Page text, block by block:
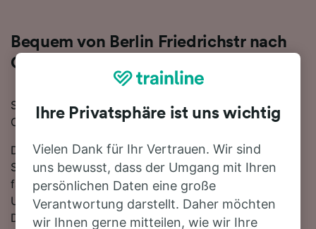
Bequem von Berlin Friedrichstr nach
Cottbus - nehmen Sie den Zug!
Sie wollen mit dem Zug von Berlin Friedrichstr nach
Cottbus reisen? Dann sind Sie bei uns genau richtig!
Die Fahrtzeit beträgt mit der schnellsten Verbindung 1
Stunde 15 Minuten. Auf der 107 km langen Strecke
fahren für gewöhnlich 30 Züge am Tag. Es ist kein
Umsteigen erforderlich, da ab Cottbus
Direktverbindungen verfügbar sind. Züge auf dieser
Ihre Privatsphäre ist uns wichtig
Vielen Dank für Ihr Vertrauen. Wir sind
uns bewusst, dass der Umgang mit Ihren
persönlichen Daten eine große
Verantwortung darstellt. Daher möchten
wir Ihnen gerne mitteilen, wie wir Ihre